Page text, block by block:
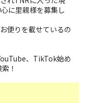
に里親様を募集し
便りを載せているの
、TikTok始め
！